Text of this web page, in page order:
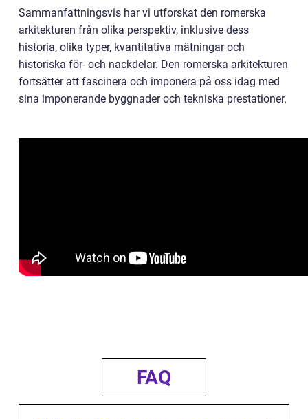
Sammanfattningsvis har vi utforskat den romerska
arkitekturen från olika perspektiv, inklusive dess
historia, olika typer, kvantitativa mätningar och
historiska för- och nackdelar. Den romerska arkitekturen
fortsätter att fascinera och imponera på oss idag med
sina imponerande byggnader och tekniska prestationer.
FAQ